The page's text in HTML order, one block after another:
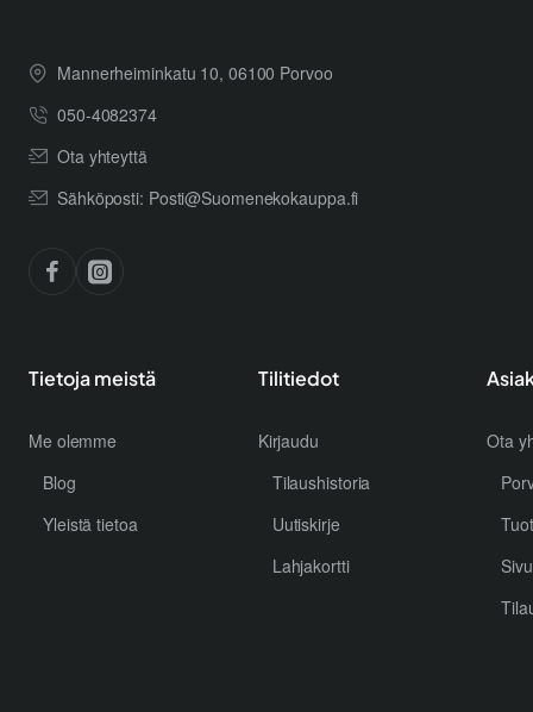
Mannerheiminkatu 10, 06100 Porvoo
050-4082374
Ota yhteyttä
Sähköposti: Posti@Suomenekokauppa.fi
Tietoja meistä
Me olemme
Blog
Yleistä tietoa
Tilitiedot
Kirjaudu
Tilaushistoria
Uutiskirje
Lahjakortti
Ota